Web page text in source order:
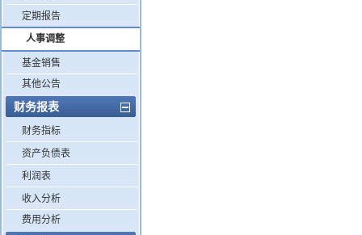
定期报告
人事调整
基金销售
其他公告
财务报表
财务指标
资产负债表
利润表
收入分析
费用分析